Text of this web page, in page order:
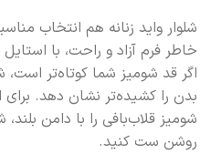
شلوار واید زنانه هم انتخاب
خاطر فرم آزاد و راحت، با
اگر قد شومیز شما کوتاه‌تر است،
بدن را کشیده‌تر نشان دهد. برای
شومیز قلاب‌بافی را با دامن بلند،
روشن ست کنید.